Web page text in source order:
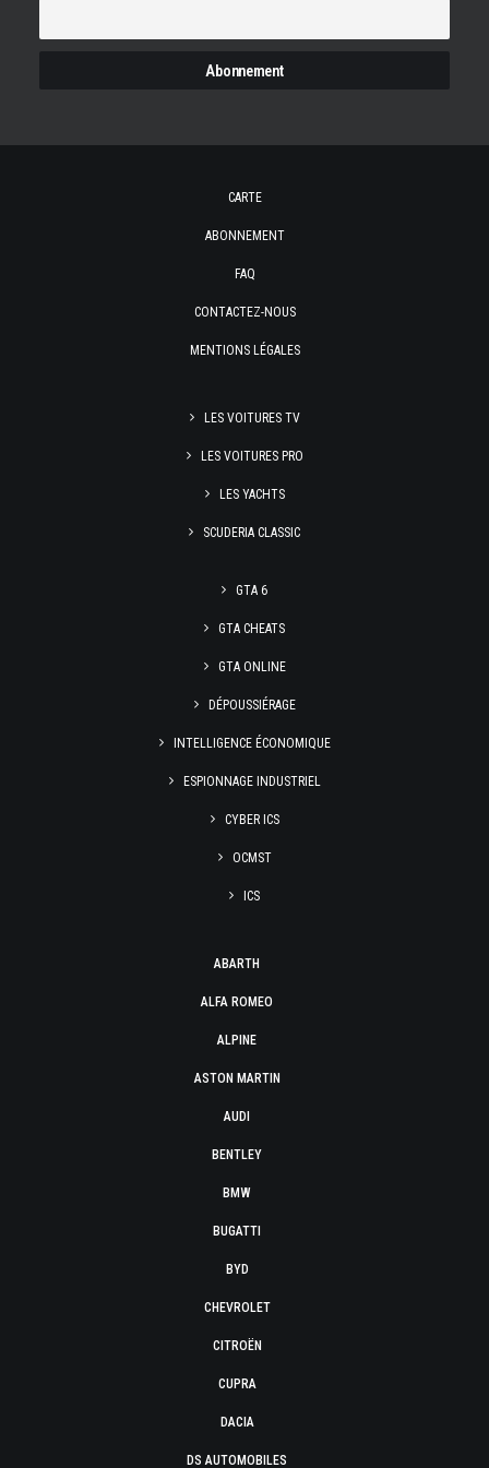
CARTE
ABONNEMENT
FAQ
CONTACTEZ-NOUS
MENTIONS LÉGALES
LES VOITURES TV
LES VOITURES PRO
LES YACHTS
SCUDERIA CLASSIC
GTA 6
GTA CHEATS
GTA ONLINE
DÉPOUSSIÉRAGE
INTELLIGENCE ÉCONOMIQUE
ESPIONNAGE INDUSTRIEL
CYBER ICS
OCMST
ICS
ABARTH
ALFA ROMEO
ALPINE
ASTON MARTIN
AUDI
BENTLEY
BMW
BUGATTI
BYD
CHEVROLET
CITROËN
CUPRA
DACIA
DS AUTOMOBILES